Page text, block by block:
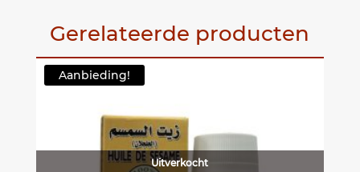
Gerelateerde producten
Aanbieding!
Uitverkocht